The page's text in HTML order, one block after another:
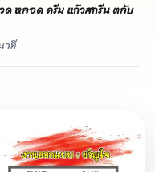
ด หลอด ครีม แก้วสกรีน ตลับ
าที